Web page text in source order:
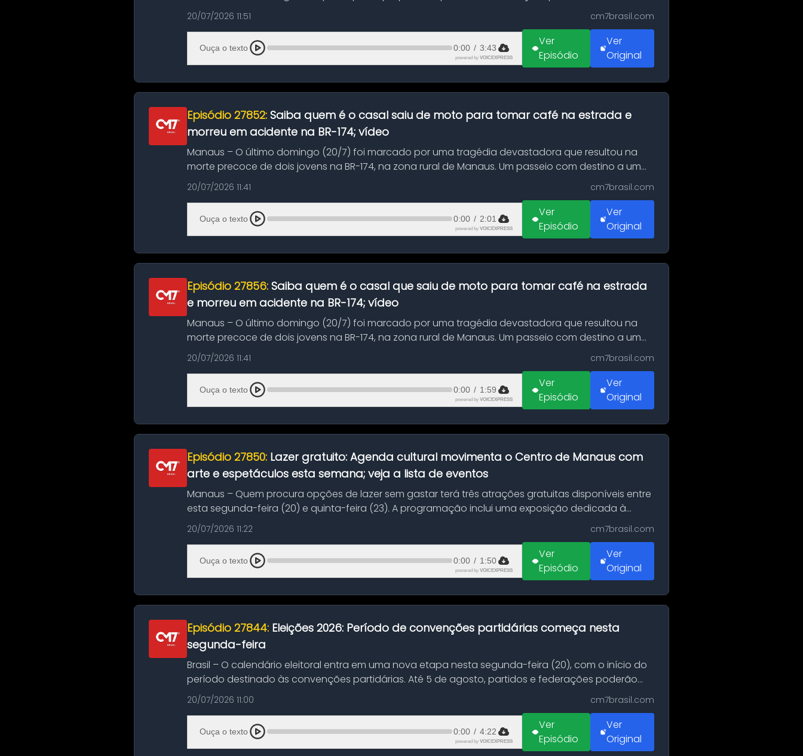
suas convençõ...
20/07/2026 11:51 cm7brasil.com
Ouça o texto 0:00 / 3:43
powered by VOICEXPRESS
Ver
Episódio
Ver
Original
Episódio 27852: Saiba quem é o casal saiu de moto para tomar café na estrada e
morreu em acidente na BR-174; vídeo
Manaus – O último domingo (20/7) foi marcado por uma tragédia devastadora que resultou na
morte precoce de dois jovens na BR-174, na zona rural de Manaus. Um passeio com destino a um
típico café regio...
20/07/2026 11:41 cm7brasil.com
Ouça o texto 0:00 / 2:01
powered by VOICEXPRESS
Ver
Episódio
Ver
Original
Episódio 27856: Saiba quem é o casal que saiu de moto para tomar café na estrada
e morreu em acidente na BR-174; vídeo
Manaus – O último domingo (20/7) foi marcado por uma tragédia devastadora que resultou na
morte precoce de dois jovens na BR-174, na zona rural de Manaus. Um passeio com destino a um
típico café regio...
20/07/2026 11:41 cm7brasil.com
Ouça o texto 0:00 / 1:59
powered by VOICEXPRESS
Ver
Episódio
Ver
Original
Episódio 27850: Lazer gratuito: Agenda cultural movimenta o Centro de Manaus com
arte e espetáculos esta semana; veja a lista de eventos
Manaus – Quem procura opções de lazer sem gastar terá três atrações gratuitas disponíveis entre
esta segunda-feira (20) e quinta-feira (23). A programação inclui uma exposição dedicada à
história das ...
20/07/2026 11:22 cm7brasil.com
Ouça o texto 0:00 / 1:50
powered by VOICEXPRESS
Ver
Episódio
Ver
Original
Episódio 27844: Eleições 2026: Período de convenções partidárias começa nesta
segunda-feira
Brasil – O calendário eleitoral entra em uma nova etapa nesta segunda-feira (20), com o início do
período destinado às convenções partidárias. Até 5 de agosto, partidos e federações poderão
oficializa...
20/07/2026 11:00 cm7brasil.com
Ouça o texto 0:00 / 4:22
powered by VOICEXPRESS
Ver
Episódio
Ver
Original